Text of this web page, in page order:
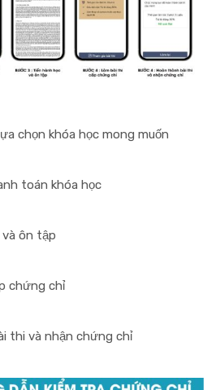
chọn khóa học mong muốn
toán khóa học
ôn tập
chứng chỉ
thi và nhận chứng chỉ